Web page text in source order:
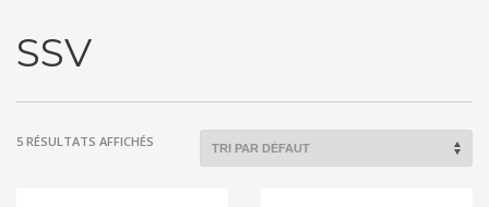
SSV
5 RÉSULTATS AFFICHÉS